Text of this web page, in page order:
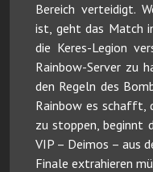
Bereich verteidigt.
ist, geht das Match
die Keres-Legion
Rainbow-Server zu
den Regeln des
Rainbow es schafft,
zu stoppen, beginnt
VIP – Deimos – aus
Finale extrahieren